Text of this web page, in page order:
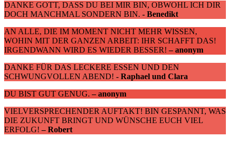
DANKE GOTT, DASS DU BEI MIR BIN, OBWOHL ICH DIR
DOCH MANCHMAL SONDERN BIN. - Benedikt
AN ALLE, DIE IM MOMENT NICHT MEHR WISSEN,
WOHIN MIT DER GANZEN ARBEIT: IHR SCHAFFT DAS!
IRGENDWANN WIRD ES WIEDER BESSER!– anonym
DANKE FÜR DAS LECKERE ESSEN UND DEN
SCHWUNGVOLLEN ABEND! - Raphael und Clara
DU BIST GUT GENUG.– anonym
VIELVERSPRECHENDER AUFTAKT! BIN GESPANNT, WAS
DIE ZUKUNFT BRINGT UND WÜNSCHE EUCH VIEL
ERFOLG!– Robert